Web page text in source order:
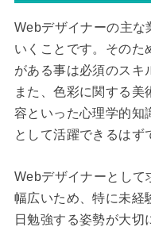
Webデザイナーの主な
いくことです。そのた
がある事は必須のスキ
また、色彩に関する
容といった心理学的知
として活躍できるはず
Webデザイナーとして
幅広いため、特に未経
日勉強する姿勢が大切